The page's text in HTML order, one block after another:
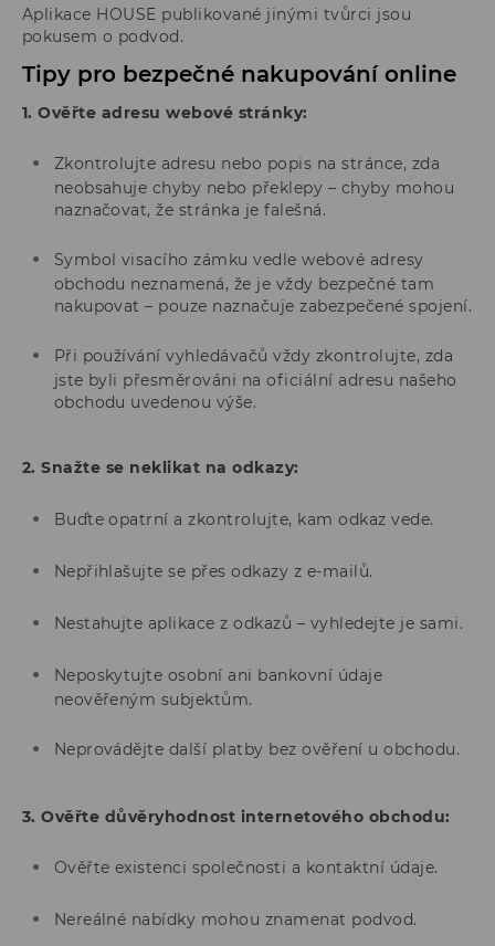
Aplikace HOUSE publikované jinými tvůrci jsou
pokusem o podvod.
Tipy pro bezpečné nakupování online
1. Ověřte adresu webové stránky:
Zkontrolujte adresu nebo popis na stránce, zda
neobsahuje chyby nebo překlepy – chyby mohou
naznačovat, že stránka je falešná.
Symbol visacího zámku vedle webové adresy
obchodu neznamená, že je vždy bezpečné tam
nakupovat – pouze naznačuje zabezpečené spojení.
Při používání vyhledávačů vždy zkontrolujte, zda
jste byli přesměrováni na oficiální adresu našeho
obchodu uvedenou výše.
2. Snažte se neklikat na odkazy:
Buďte opatrní a zkontrolujte, kam odkaz vede.
Nepřihlašujte se přes odkazy z e-mailů.
Nestahujte aplikace z odkazů – vyhledejte je sami.
Neposkytujte osobní ani bankovní údaje
neověřeným subjektům.
Neprovádějte další platby bez ověření u obchodu.
3. Ověřte důvěryhodnost internetového obchodu:
Ověřte existenci společnosti a kontaktní údaje.
Nereálné nabídky mohou znamenat podvod.